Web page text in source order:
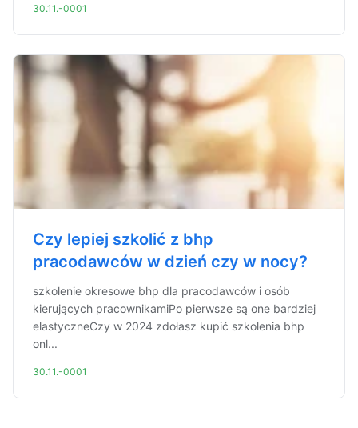
30.11.-0001
Czy lepiej szkolić z bhp
pracodawców w dzień czy w nocy?
szkolenie okresowe bhp dla pracodawców i osób
kierujących pracownikamiPo pierwsze są one bardziej
elastyczneCzy w 2024 zdołasz kupić szkolenia bhp
onl...
30.11.-0001